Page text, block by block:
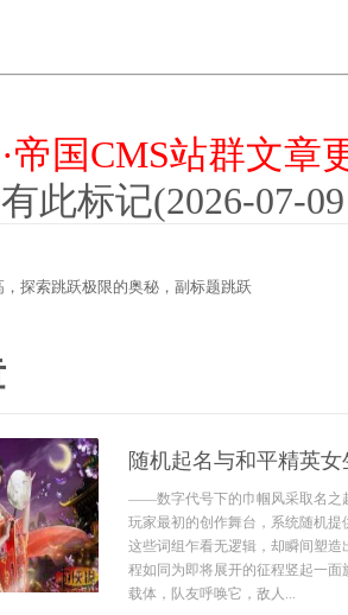
帝国CMS站群文章
此标记(2026-07-
探索跳跃极限的奥秘，副标题跳跃
随机起名与和平精英
——数字代号下的巾帼风采取名之
玩家最初的创作舞台，系统随机提
这些词组乍看无逻辑，却瞬间塑
程如同为即将展开的征程竖起一
载体，队友呼唤它，敌人...